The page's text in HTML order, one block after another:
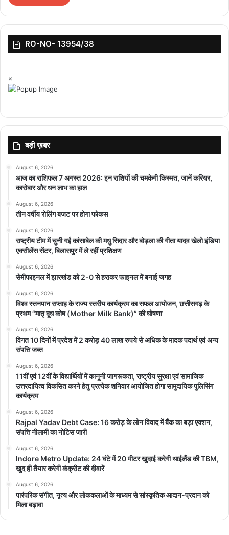
बैठक में संस्थान के संचालक डॉ. प्रज्ञेश कुमार अग्रवाल द्वारा सामान्य परिषद को
अवगत कराया गया कि वर्ष 2026 में भारतीय वाणिज्य परिषद का राष्ट्रीय सम्मेलन
भोपाल में संस्थान द्वारा सेज विश्वविद्यालय के सहयोग से आयोजित किया जाएगा।
बैठक में विशेष कर्त्तव्यस्थ अधिकारी उच्च शिक्षा अनिल पाठक, डॉ दिवा मिश्रा,
शैलजा दुबे, डॉ. महिपाल सिंह यादव, डॉ. ज्योति सक्सेना, डॉ. रामकृष्ण वास्तव, डॉ.
रचना सिंह ठाकुर एवं डॉ. अमित मांडले सहित सामान्य परिषद के सदस्य उपस्थित
RO-NO- 13954/38
×
बड़ी ख़बर
August 6, 2026
आज का राशिफल 7 अगस्त 2026: इन राशियों की चमकेगी किस्मत, जानें करियर,
कारोबार और धन लाभ का हाल
August 6, 2026
तीन वर्षीय रोलिंग बजट पर होगा फोकस
August 6, 2026
राष्ट्रीय टीम में चुनी गईं कांसाबेल की मधु सिदार और बोड़ला की गीता यादव खेलो इंडिया
एक्सीलेंस सेंटर, बिलासपुर में ले रहीं प्रशिक्षण
August 6, 2026
सेमीफाइनल में झारखंड को 2-0 से हराकर फाइनल में बनाई जगह
August 6, 2026
विश्व स्तनपान सप्ताह के राज्य स्तरीय कार्यक्रम का सफल आयोजन, छत्तीसगढ़ के
प्रथम “मातृ दूध कोष (Mother Milk Bank)” की घोषणा
August 6, 2026
विगत 10 दिनों में प्रदेश में 2 करोड़ 40 लाख रुपये से अधिक के मादक पदार्थ एवं अन्य
संपत्ति जब्त
August 6, 2026
11वीं एवं 12वीं के विद्यार्थियों में कानूनी जागरूकता, राष्ट्रीय सुरक्षा एवं सामाजिक
उत्तरदायित्व विकसित करने हेतु प्रत्येक शनिवार आयोजित होगा सामुदायिक पुलिसिंग
कार्यक्रम
August 6, 2026
Rajpal Yadav Debt Case: 16 करोड़ के लोन विवाद में बैंक का बड़ा एक्शन,
संपत्ति नीलामी का नोटिस जारी
August 6, 2026
Indore Metro Update: 24 घंटे में 20 मीटर खुदाई करेगी थाईलैंड की TBM,
खुद ही तैयार करेगी कंक्रीट की दीवारें
August 6, 2026
पारंपरिक संगीत, नृत्य और लोककलाओं के माध्यम से सांस्कृतिक आदान-प्रदान को
मिला बढ़ावा